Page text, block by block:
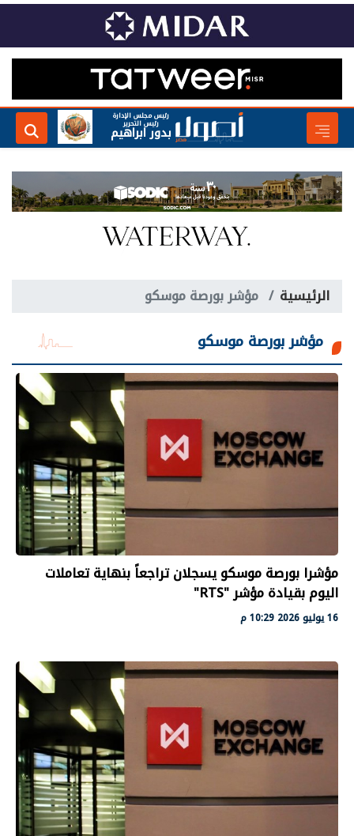
رئيس مجلس الإدارة
رئيس التحرير
بدور ابراهيم
الرئيسية مؤشر بورصة موسكو
مؤشر بورصة موسكو
مؤشرا بورصة موسكو يسجلان تراجعاً بنهاية تعاملات
اليوم بقيادة مؤشر "RTS"
16 يوليو 2026 10:29 م